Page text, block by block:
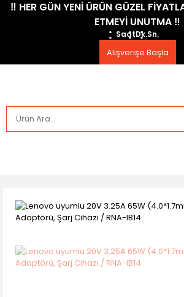
​‼️​ HER GÜN YENİ ÜRÜN GÜZEL
ETMEYİ UNUTMA ​‼️​
SaatDk.Sn.
Alışverişe Başla